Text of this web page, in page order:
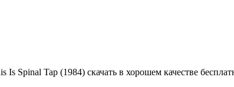
Is Spinal Tap (1984) скачать в хорошем качестве